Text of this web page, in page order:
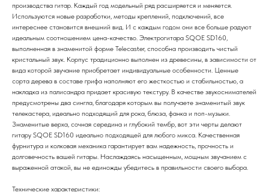
производства гитар. Каждый год модельный ряд расширяется и меняется.
Используются новые разработки, методы креплений, подключений, все
интереснее становится внешний вид. И с каждым годом они все больше радуют
идеальным соотношением цена-качество. Электрогитара SQOE SD160,
выполненная в знаменитой форме Telecaster, способна производить чистый
кристальный звук. Корпус традиционно выполнен из древесины, в зависимости от
вида которой звучание приобретает индивидуальные особенности. Ценные
сорта дерева в составе грифа наполняют его жесткостью и стабильностью, а
накладка из палисандра придает красивую текстуру. В качестве звукоснимателей
предусмотрены два сингла, благодаря которым вы получаете знаменитый звук
телекастера, идеально подходящий для рока, блюза, фанка и поп-музыки.
Знаменитые верха, сочная середина и глубокий тембр, вот эти черты делают
гитару SQOE SD160 идеально подходящей для любого микса. Качественная
фурнитура и колковая механика гарантирует вам надежность, прочность и
долговечность вашей гитары. Наслаждаясь насыщенным, мощным звучанием с
выраженной атакой, вы не единожды убедитесь в правильности своего выбора.
Технические характеристики: